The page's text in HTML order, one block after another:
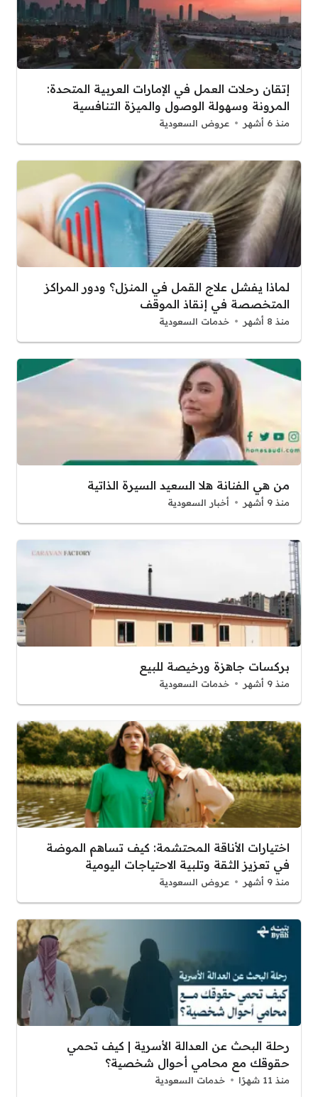
إتقان رحلات العمل في الإمارات العربية المتحدة:
المرونة وسهولة الوصول والميزة التنافسية
منذ 6 أشهر عروض السعودية
لماذا يفشل علاج القمل في المنزل؟ ودور المراكز
المتخصصة في إنقاذ الموقف
منذ 8 أشهر خدمات السعودية
من هي الفنانة هلا السعيد السيرة الذاتية
منذ 9 أشهر أخبار السعودية
بركسات جاهزة ورخيصة للبيع
منذ 9 أشهر خدمات السعودية
اختيارات الأناقة المحتشمة: كيف تساهم الموضة
في تعزيز الثقة وتلبية الاحتياجات اليومية
منذ 9 أشهر عروض السعودية
رحلة البحث عن العدالة الأسرية | كيف تحمي
حقوقك مع محامي أحوال شخصية؟
منذ 11 شهرًا خدمات السعودية